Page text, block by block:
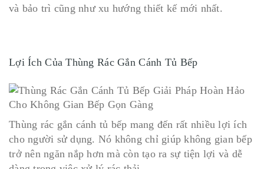
và bảo trì cũng như xu hướng thiết kế mới nhất.
Lợi Ích Của Thùng Rác Gắn Cánh Tủ Bếp
Thùng rác gắn cánh tủ bếp mang đến rất nhiều lợi ích
cho người sử dụng. Nó không chỉ giúp không gian bếp
trở nên ngăn nắp hơn mà còn tạo ra sự tiện lợi và dễ